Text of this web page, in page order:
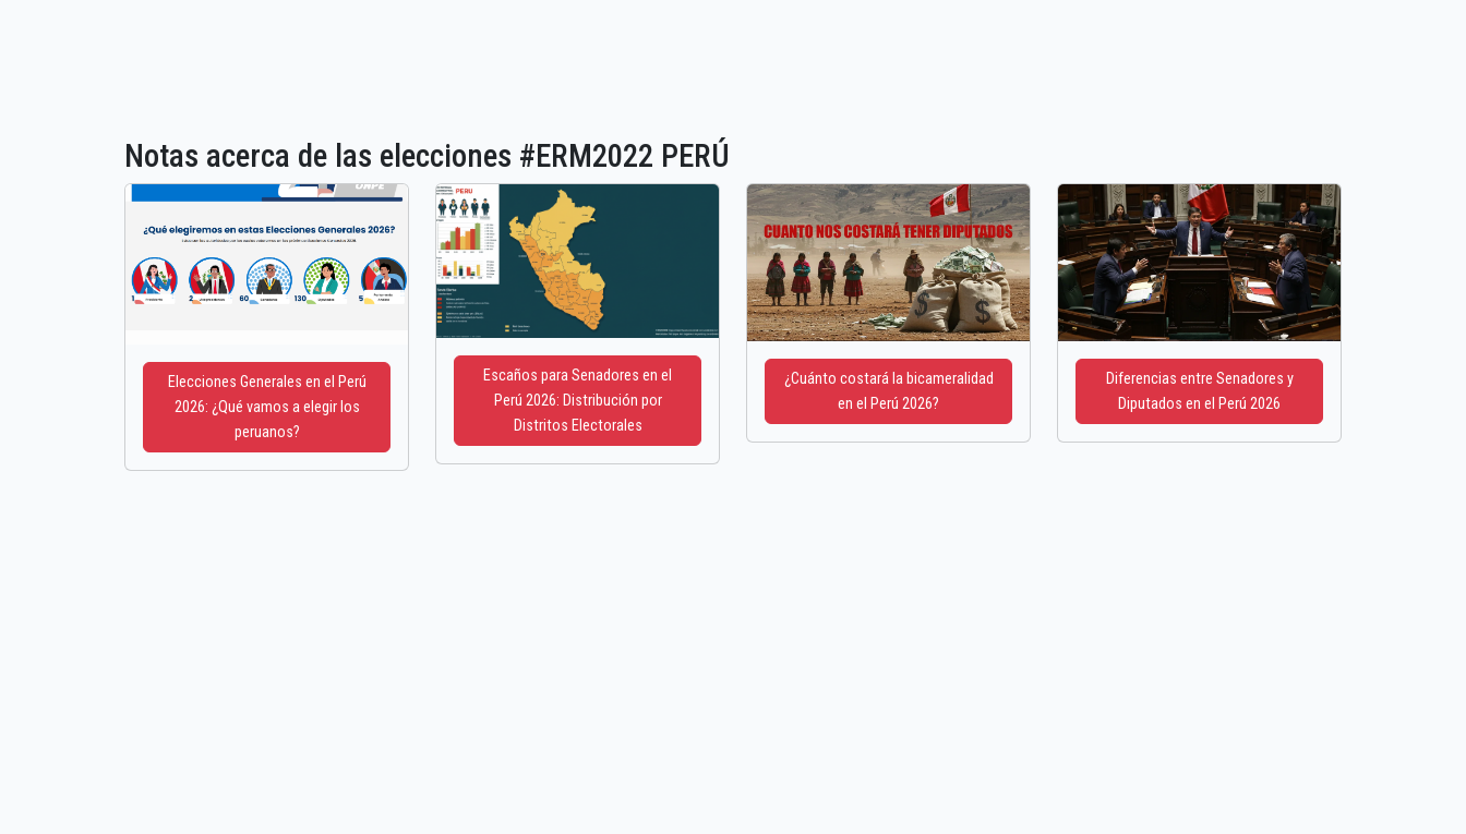
Notas acerca de las elecciones #ERM2022 PERÚ
Elecciones Generales en el Perú
2026: ¿Qué vamos a elegir los
peruanos?
Escaños para Senadores en el
Perú 2026: Distribución por
Distritos Electorales
¿Cuánto costará la bicameralidad
en el Perú 2026?
Diferencias entre Senadores y
Diputados en el Perú 2026